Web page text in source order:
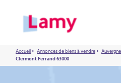
Accueil• Annonces de biens à vendre•
Clermont Ferrand 63000